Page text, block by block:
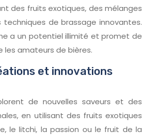
des fruits exotiques, des mélanges
de brassage innovantes.
a un potentiel illimité et promet de
les amateurs de bières.
et innovations
de nouvelles saveurs et des
en utilisant des fruits exotiques
le litchi, la passion ou le fruit de la